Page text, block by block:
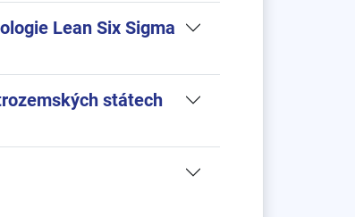
Lean Six Sigma
státech